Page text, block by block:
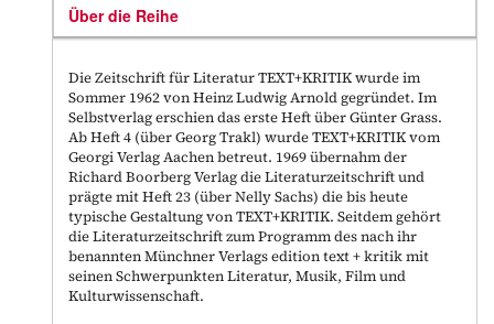
Über die Reihe
Die Zeitschrift für Literatur TEXT+KRITIK wurde im
Sommer 1962 von Heinz Ludwig Arnold gegründet. Im
Selbstverlag erschien das erste Heft über Günter Grass.
Ab Heft 4 (über Georg Trakl) wurde TEXT+KRITIK vom
Georgi Verlag Aachen betreut. 1969 übernahm der
Richard Boorberg Verlag die Literaturzeitschrift und
prägte mit Heft 23 (über Nelly Sachs) die bis heute
typische Gestaltung von TEXT+KRITIK. Seitdem gehört
die Literaturzeitschrift zum Programm des nach ihr
benannten Münchner Verlags edition text + kritik mit
seinen Schwerpunkten Literatur, Musik, Film und
Kulturwissenschaft.